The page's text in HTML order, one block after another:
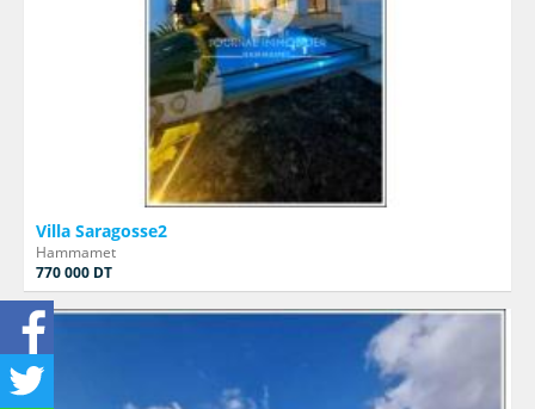
Villa Saragosse2
Hammamet
770 000 DT